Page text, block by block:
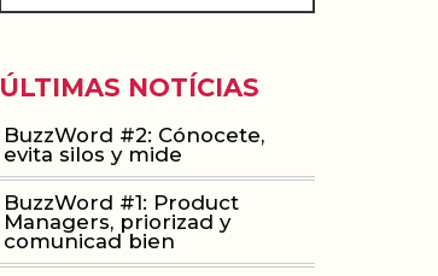
ÚLTIMAS NOTÍCIAS
BuzzWord #2: Cónocete,
evita silos y mide
BuzzWord #1: Product
Managers, priorizad y
comunicad bien